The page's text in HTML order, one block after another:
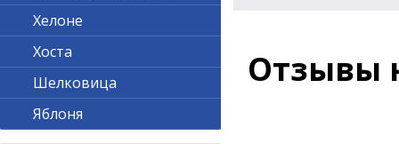
Отзывы
Хелоне
Хоста
Шелковица
Яблоня